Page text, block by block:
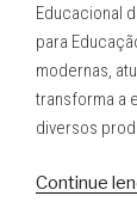
Educacional
para
modernas,
transforma a
diversos
Continue